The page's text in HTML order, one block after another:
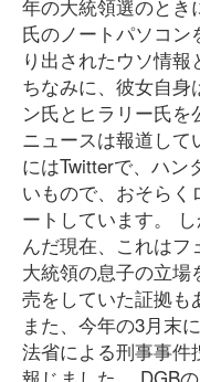
年の大統領選のとき
氏のノートパソコ
り出されたウソ情報
ちなみに、彼女自
ン氏とヒラリー氏
ニュースは報道して
にはTwitterで、ハン
いもので、おそらく
ートしています。
んだ現在、これは
大統領の息子の立
売をしていた証拠も
また、今年の3月末
法省による刑事事件